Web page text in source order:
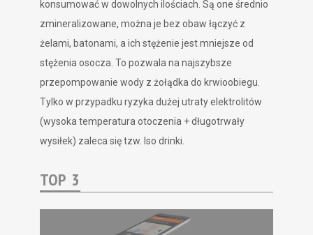
konsumować w dowolnych ilościach. Są one średnio
zmineralizowane, można je bez obaw łączyć z
żelami, batonami, a ich stężenie jest mniejsze od
stężenia osocza. To pozwala na najszybsze
przepompowanie wody z żołądka do krwioobiegu.
Tylko w przypadku ryzyka dużej utraty elektrolitów
(wysoka temperatura otoczenia + długotrwały
wysiłek) zaleca się tzw. Iso drinki.
TOP 3